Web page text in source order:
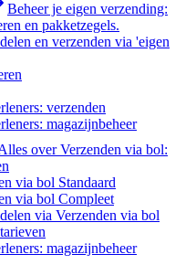
Beheer je eigen verzending:
en pakketzegels.
en verzenden via 'eigen
verzenden
magazijnbeheer
over Verzenden via bol:
via bol Standaard
via bol Compleet
via Verzenden via bol
magazijnbeheer